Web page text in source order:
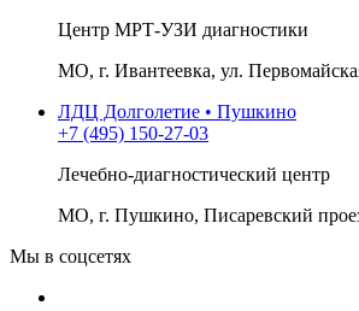
Центр МРТ-УЗИ диагностики
МО, г. Ивантеевка, ул.
ЛДЦ Долголетие • Пушкино
+7 (495) 150-27-03
Лечебно-диагностический центр
МО, г. Пушкино, Писаревский
Мы в соцсетях